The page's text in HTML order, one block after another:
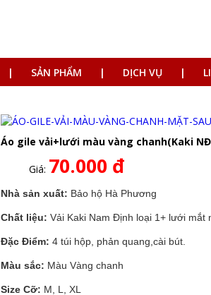
SẢN PHẨM DỊCH VỤ
Áo gile vải+lưới màu vàng chanh(Kaki
Giá: 70.000 đ
Nhà sản xuất: Bảo hộ Hà Phương
Chất liệu: Vải Kaki Nam Định loại 1+ lưới mắt
Đặc Điểm: 4 túi hộp, phản quang,cài bút.
Màu sắc: Màu Vàng chanh
Size Cỡ: M, L, XL